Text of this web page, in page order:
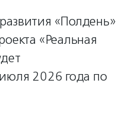
«Полдень»
«Реальная
2026 года по